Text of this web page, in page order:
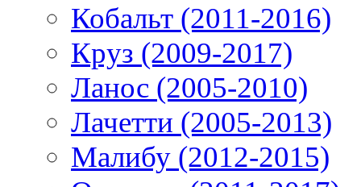
Кобальт (2011-2016)
Круз (2009-2017)
Ланос (2005-2010)
Лачетти (2005-2013)
Малибу (2012-2015)